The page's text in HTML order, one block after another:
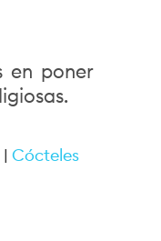
en poner
| Cócteles